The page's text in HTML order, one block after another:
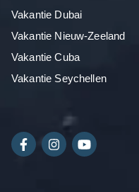
Vakantie Dubai
Vakantie Nieuw-Zeeland
Vakantie Cuba
Vakantie Seychellen